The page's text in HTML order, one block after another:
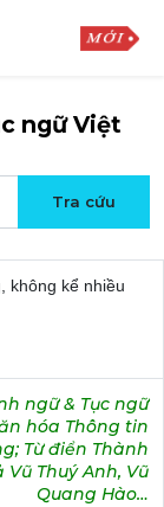
ngữ Việt
không kể nhiều
ngữ & Tục ngữ
hóa Thông tin
Từ điển Thành
Thuý Anh, Vũ
Quang Hào…